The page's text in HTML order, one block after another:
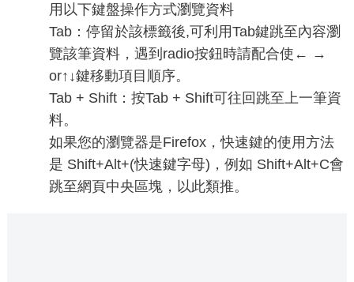
用以下鍵盤操作方式瀏覽資料
Tab：停留於該標籤後,可利用Tab鍵跳至內容瀏
覽該筆資料，遇到radio按鈕時請配合使← →
or↑↓鍵移動項目順序。
Tab + Shift：按Tab + Shift可往回跳至上一筆資
料。
如果您的瀏覽器是Firefox，快速鍵的使用方法
是 Shift+Alt+(快速鍵字母)，例如 Shift+Alt+C會
跳至網頁中央區塊，以此類推。